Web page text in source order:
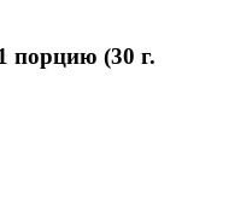
порцию (30 г.